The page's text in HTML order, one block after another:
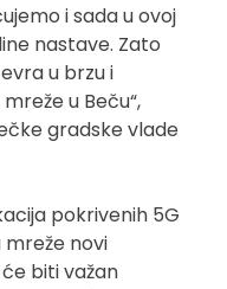
i sada u ovoj
nastave. Zato
u brzu i
u Beču“,
gradske vlade
pokrivenih 5G
mreže novi
biti važan